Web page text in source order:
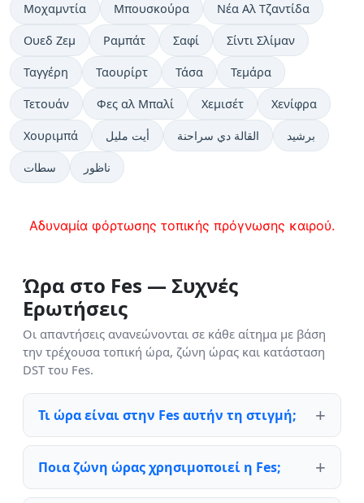
Μοχαμντία Μπουσκούρα Νέα Αλ Τζαντίδα
Ουεδ Ζεμ Ραμπάτ Σαφί Σίντι Σλίμαν
Ταγγέρη Ταουρίρτ Τάσα Τεμάρα
Τετουάν Φες αλ Μπαλί Χεμισέτ Χενίφρα
Χουριμπά أيت مليل القالة دي سراحنة برشيد
سطات ناظور
Αδυναμία φόρτωσης τοπικής πρόγνωσης καιρού.
Ώρα στο Fes — Συχνές
Ερωτήσεις
Οι απαντήσεις ανανεώνονται σε κάθε αίτημα με βάση
την τρέχουσα τοπική ώρα, ζώνη ώρας και κατάσταση
DST του Fes.
Τι ώρα είναι στην Fes αυτήν τη στιγμή;
Ποια ζώνη ώρας χρησιμοποιεί η Fes;